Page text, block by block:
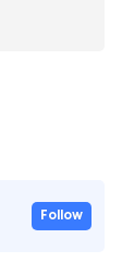
Follow